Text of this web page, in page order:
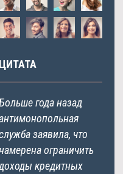
ЦИТАТА
года назад
заявила, что
ограничить
кредитных